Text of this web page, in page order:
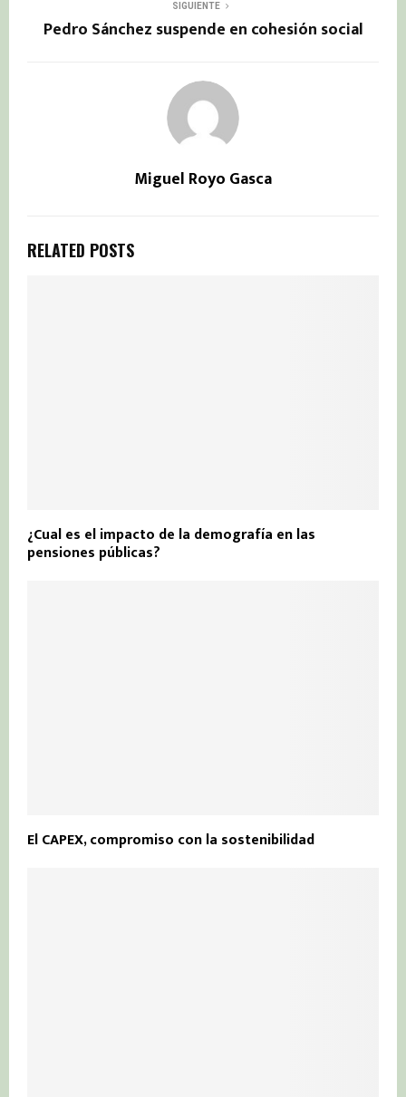
SIGUIENTE
Pedro Sánchez suspende en cohesión social
Miguel Royo Gasca
RELATED POSTS
¿Cual es el impacto de la demografía en las
pensiones públicas?
El CAPEX, compromiso con la sostenibilidad